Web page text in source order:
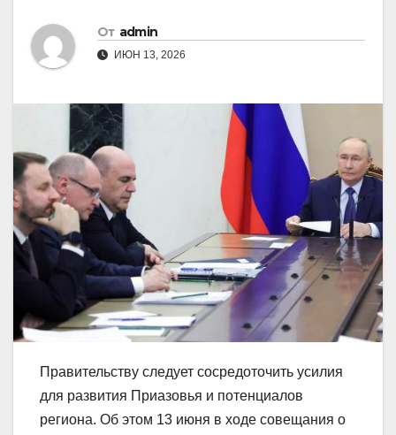
От admin
ИЮН 13, 2026
Правительству следует сосредоточить усилия
для развития Приазовья и потенциалов
региона. Об этом 13 июня в ходе совещания о